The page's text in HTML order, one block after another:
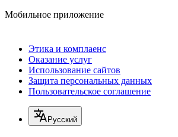
Мобильное приложение
Этика и комплаенс
Оказание услуг
Использование сайтов
Защита персональных данных
Пользовательское соглашение
Русский